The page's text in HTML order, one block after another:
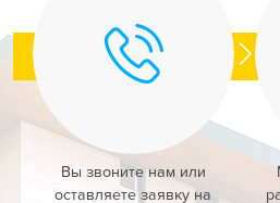
Вы звоните нам или
оставляете заявку на